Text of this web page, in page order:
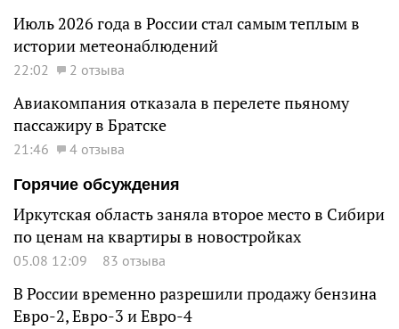
Июль 2026 года в России стал самым теплым в
истории метеонаблюдений
22:02 2 отзыва
Авиакомпания отказала в перелете пьяному
пассажиру в Братске
21:46
4 отзыва
Горячие обсуждения
Иркутская область заняла второе место в Сибири
по ценам на квартиры в новостройках
05.08 12:09 83 отзыва
В России временно разрешили продажу бензина
Евро-2, Евро-3 и Евро-4